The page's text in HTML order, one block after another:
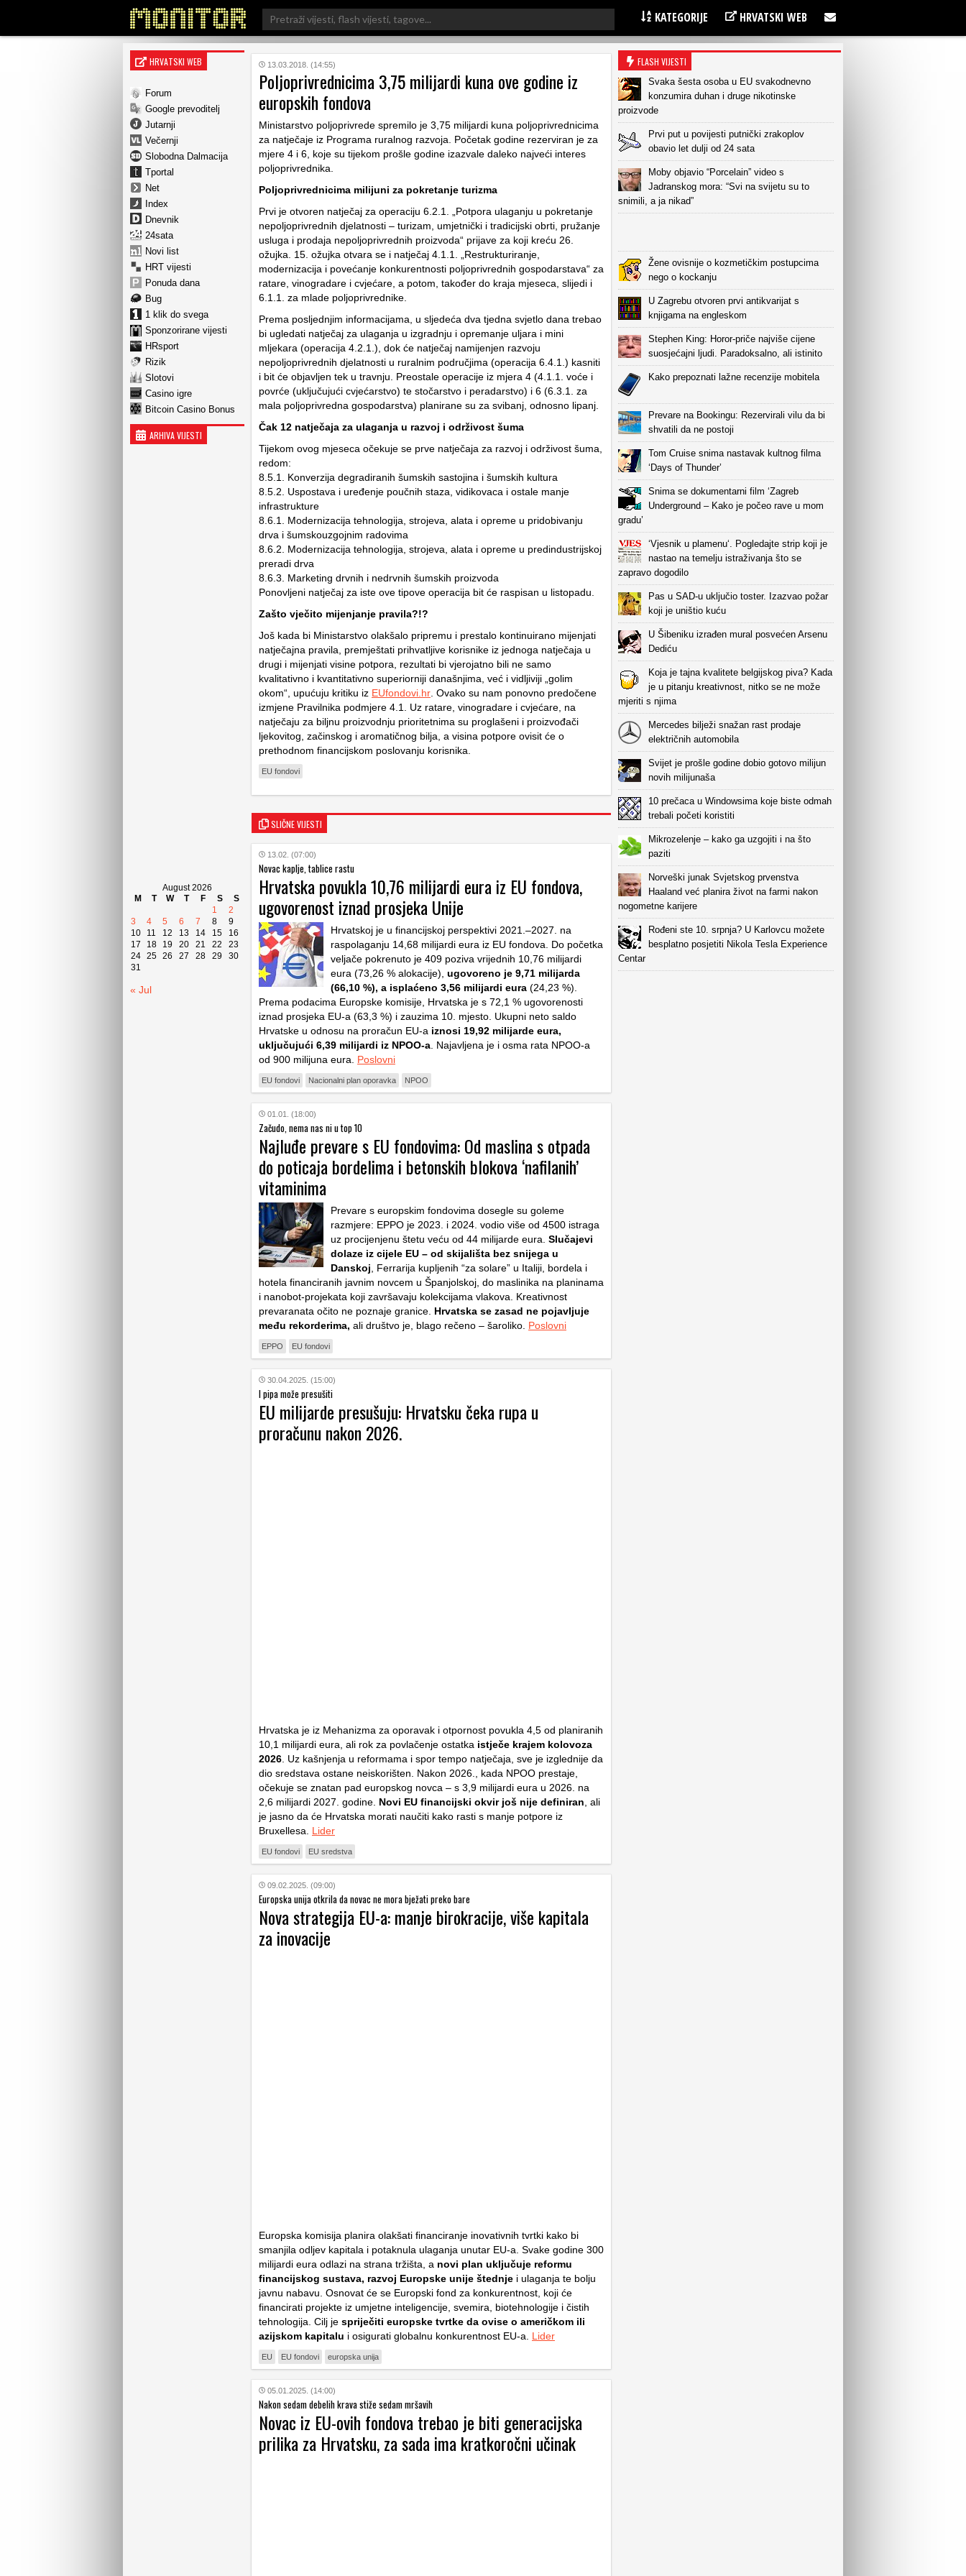
Search
for:
KATEGORIJE HRVATSKI WEB
HRVATSKI WEB
Forum
Google prevoditelj
Jutarnji
Večernji
Slobodna Dalmacija
Tportal
Net
Index
Dnevnik
24sata
Novi list
HRT vijesti
Ponuda dana
Bug
1 klik do svega
Sponzorirane vijesti
HRsport
Rizik
Slotovi
Casino igre
Bitcoin Casino Bonus
ARHIVA VIJESTI
August 2026
M
T W T F S
S
1
2
3
4 5 6 7 8
9
10
11 12 13 14 15
16
17
18 19 20 21 22
23
24 25 26 27 28 29
30
31
« Jul
13.03.2018. (14:55)
Poljoprivrednicima 3,75 milijardi kuna ove godine iz
europskih fondova
Ministarstvo poljoprivrede spremilo je 3,75 milijardi kuna poljoprivrednicima
za natječaje iz Programa ruralnog razvoja. Početak godine rezerviran je za
mjere 4 i 6, koje su tijekom prošle godine izazvale daleko najveći interes
poljoprivrednika.
Poljoprivrednicima milijuni za pokretanje turizma
Prvi je otvoren natječaj za operaciju 6.2.1. „Potpora ulaganju u pokretanje
nepoljoprivrednih djelatnosti – turizam, umjetnički i tradicijski obrti, pružanje
usluga i prodaja nepoljoprivrednih proizvoda“ prijave za koji kreću 26.
ožujka. 15. ožujka otvara se i natječaj 4.1.1. „Restrukturiranje,
modernizacija i povećanje konkurentnosti poljoprivrednih gospodarstava“ za
ratare, vinogradare i cvjećare, a potom, također do kraja mjeseca, slijedi i
6.1.1. za mlade poljoprivrednike.
Prema posljednjim informacijama, u sljedeća dva tjedna svjetlo dana trebao
bi ugledati natječaj za ulaganja u izgradnju i opremanje uljara i mini
mljekara (operacija 4.2.1.), dok će natječaj namijenjen razvoju
nepoljoprivrednih djelatnosti u ruralnim područjima (operacija 6.4.1.) kasniti
i bit će objavljen tek u travnju. Preostale operacije iz mjera 4 (4.1.1. voće i
povrće (uključujući cvjećarstvo) te stočarstvo i peradarstvo) i 6 (6.3.1. za
mala poljoprivredna gospodarstva) planirane su za svibanj, odnosno lipanj.
Čak 12 natječaja za ulaganja u razvoj i održivost šuma
Tijekom ovog mjeseca očekuje se prve natječaja za razvoj i održivost šuma,
redom:
8.5.1. Konverzija degradiranih šumskih sastojina i šumskih kultura
8.5.2. Uspostava i uređenje poučnih staza, vidikovaca i ostale manje
infrastrukture
8.6.1. Modernizacija tehnologija, strojeva, alata i opreme u pridobivanju
drva i šumskouzgojnim radovima
8.6.2. Modernizacija tehnologija, strojeva, alata i opreme u predindustrijskoj
preradi drva
8.6.3. Marketing drvnih i nedrvnih šumskih proizvoda
Ponovljeni natječaj za iste ove tipove operacija bit će raspisan u listopadu.
Zašto vječito mijenjanje pravila?!?
Još kada bi Ministarstvo olakšalo pripremu i prestalo kontinuirano mijenjati
natječajna pravila, premještati prihvatljive korisnike iz jednoga natječaja u
drugi i mijenjati visine potpora, rezultati bi vjerojatno bili ne samo
kvalitativno i kvantitativno superiorniji današnjima, već i vidljiviji „golim
okom“, upućuju kritiku iz EUfondovi.hr . Ovako su nam ponovno predočene
izmjene Pravilnika podmjere 4.1. Uz ratare, vinogradare i cvjećare, na
natječaju za biljnu proizvodnju prioritetnima su proglašeni i proizvođači
ljekovitog, začinskog i aromatičnog bilja, a visina potpore ovisit će o
prethodnom financijskom poslovanju korisnika.
EU fondovi
SLIČNE VIJESTI
13.02. (07:00)
Novac kaplje, tablice rastu
Hrvatska povukla 10,76 milijardi eura iz EU fondova,
ugovorenost iznad prosjeka Unije
Hrvatskoj je u financijskoj perspektivi 2021.–2027. na
raspolaganju 14,68 milijardi eura iz EU fondova. Do početka
veljače pokrenuto je 409 poziva vrijednih 10,76 milijardi
eura (73,26 % alokacije), ugovoreno je 9,71 milijarda
(66,10 %), a isplaćeno 3,56 milijardi eura (24,23 %).
Prema podacima Europske komisije, Hrvatska je s 72,1 % ugovorenosti
iznad prosjeka EU-a (63,3 %) i zauzima 10. mjesto. Ukupni neto saldo
Hrvatske u odnosu na proračun EU-a iznosi 19,92 milijarde eura,
uključujući 6,39 milijardi iz NPOO-a . Najavljena je i osma rata NPOO-a
od 900 milijuna eura. Poslovni
EU fondovi Nacionalni plan oporavka NPOO
01.01. (18:00)
Začudo, nema nas ni u top 10
Najluđe prevare s EU fondovima: Od maslina s otpada
do poticaja bordelima i betonskih blokova ‘nafilanih’
vitaminima
Prevare s europskim fondovima dosegle su goleme
razmjere: EPPO je 2023. i 2024. vodio više od 4500 istraga
uz procijenjenu štetu veću od 44 milijarde eura. Slučajevi
dolaze iz cijele EU – od skijališta bez snijega u
Danskoj , Ferrarija kupljenih “za solare” u Italiji, bordela i
hotela financiranih javnim novcem u Španjolskoj, do maslinika na planinama
i nanobot-projekata koji završavaju kolekcijama vlakova. Kreativnost
prevaranata očito ne poznaje granice. Hrvatska se zasad ne pojavljuje
među rekorderima, ali društvo je, blago rečeno – šaroliko. Poslovni
EPPO EU fondovi
30.04.2025. (15:00)
I pipa može presušiti
EU milijarde presušuju: Hrvatsku čeka rupa u
proračunu nakon 2026.
Hrvatska je iz Mehanizma za oporavak i otpornost povukla 4,5 od planiranih
10,1 milijardi eura, ali rok za povlačenje ostatka istječe krajem kolovoza
2026 . Uz kašnjenja u reformama i spor tempo natječaja, sve je izglednije da
dio sredstava ostane neiskorišten. Nakon 2026., kada NPOO prestaje,
očekuje se znatan pad europskog novca – s 3,9 milijardi eura u 2026. na
2,6 milijardi 2027. godine. Novi EU financijski okvir još nije definiran , ali
je jasno da će Hrvatska morati naučiti kako rasti s manje potpore iz
Bruxellesa. Lider
EU fondovi EU sredstva
09.02.2025. (09:00)
Europska unija otkrila da novac ne mora bježati preko bare
Nova strategija EU-a: manje birokracije, više kapitala
za inovacije
Europska komisija planira olakšati financiranje inovativnih tvrtki kako bi
smanjila odljev kapitala i potaknula ulaganja unutar EU-a. Svake godine 300
milijardi eura odlazi na strana tržišta, a novi plan uključuje reformu
financijskog sustava, razvoj Europske unije štednje i ulaganja te bolju
javnu nabavu. Osnovat će se Europski fond za konkurentnost, koji će
financirati projekte iz umjetne inteligencije, svemira, biotehnologije i čistih
tehnologija. Cilj je spriječiti europske tvrtke da ovise o američkom ili
azijskom kapitalu i osigurati globalnu konkurentnost EU-a. Lider
EU EU fondovi europska unija
05.01.2025. (14:00)
Nakon sedam debelih krava stiže sedam mršavih
Novac iz EU-ovih fondova trebao je biti generacijska
prilika za Hrvatsku, za sada ima kratkoročni učinak
FLASH VIJESTI
Svaka šesta osoba u EU svakodnevno
konzumira duhan i druge nikotinske
proizvode
Prvi put u povijesti putnički zrakoplov
obavio let dulji od 24 sata
Moby objavio “Porcelain” video s
Jadranskog mora: “Svi na svijetu su to
snimili, a ja nikad”
Žene ovisnije o kozmetičkim postupcima
nego o kockanju
U Zagrebu otvoren prvi antikvarijat s
knjigama na engleskom
Stephen King: Horor-priče najviše cijene
suosjećajni ljudi. Paradoksalno, ali istinito
Kako prepoznati lažne recenzije mobitela
Prevare na Bookingu: Rezervirali vilu da bi
shvatili da ne postoji
Tom Cruise snima nastavak kultnog filma
‘Days of Thunder’
Snima se dokumentarni film ‘Zagreb
Underground – Kako je počeo rave u mom
gradu’
‘Vjesnik u plamenu‘. Pogledajte strip koji je
nastao na temelju istraživanja što se
zapravo dogodilo
Pas u SAD-u uključio toster. Izazvao požar
koji je uništio kuću
U Šibeniku izrađen mural posvećen Arsenu
Dediću
Koja je tajna kvalitete belgijskog piva? Kada
je u pitanju kreativnost, nitko se ne može
mjeriti s njima
Mercedes bilježi snažan rast prodaje
električnih automobila
Svijet je prošle godine dobio gotovo milijun
novih milijunaša
10 prečaca u Windowsima koje biste odmah
trebali početi koristiti
Mikrozelenje – kako ga uzgojiti i na što
paziti
Norveški junak Svjetskog prvenstva
Haaland već planira život na farmi nakon
nogometne karijere
Rođeni ste 10. srpnja? U Karlovcu možete
besplatno posjetiti Nikola Tesla Experience
Centar